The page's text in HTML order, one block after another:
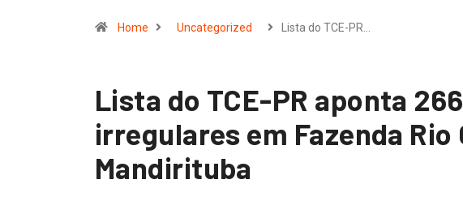
Home Uncategorized Lista do TCE-PR…
Lista do TCE-PR aponta
irregulares em Fazenda Rio
Mandirituba